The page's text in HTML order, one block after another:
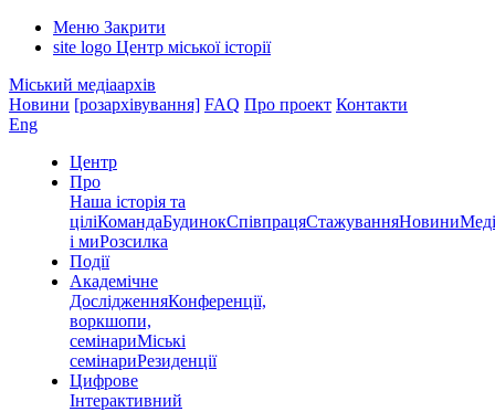
Меню Закрити
site logo Центр міської історії
Міський медіаархів
Новини [розархівування] FAQ Про проект Контакти
Eng
Центр
Про
Наша історія та
ціліКомандаБудинокСпівпрацяСтажуванняНовини
і миРозсилка
Події
Академічне
ДослідженняКонференції,
воркшопи,
семінариМіські
семінариРезиденції
Цифрове
Інтерактивний